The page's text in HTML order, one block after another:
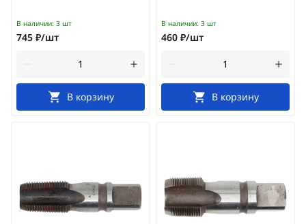
В наличии: 3 шт
745 ₽/шт
В корзину
В наличии: 3 шт
460 ₽/шт
В корзину